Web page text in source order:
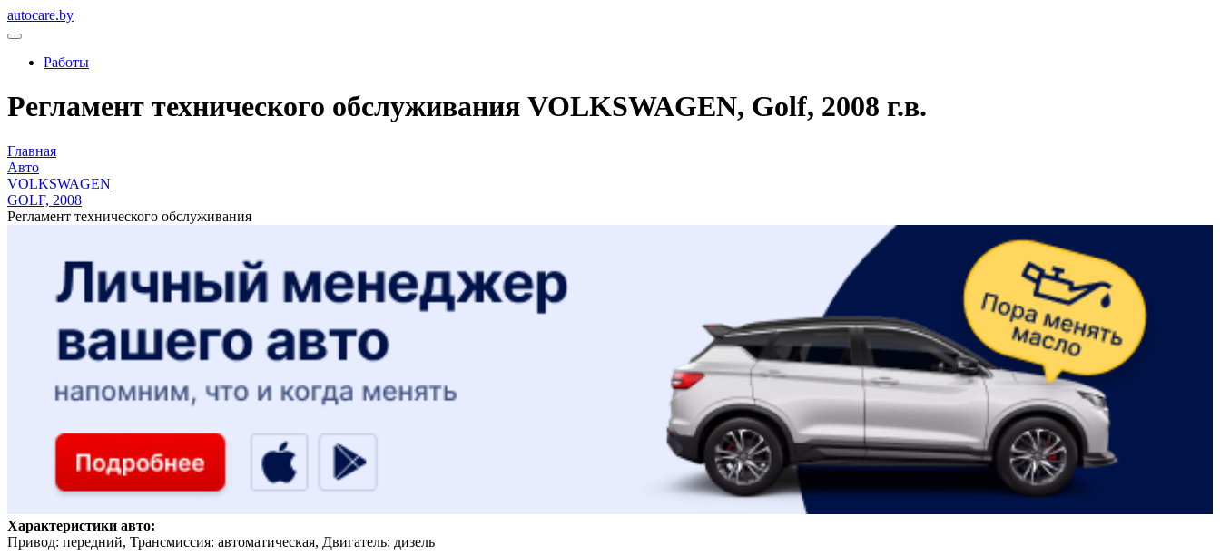
autocare.by
Работы
Регламент технического обслуживания VOLKSWAGEN, Golf, 2008 г.в.
Главная
Авто
VOLKSWAGEN
GOLF, 2008
Регламент технического обслуживания
Характеристики авто:
Привод: передний, Трансмиссия: автоматическая, Двигатель: дизель